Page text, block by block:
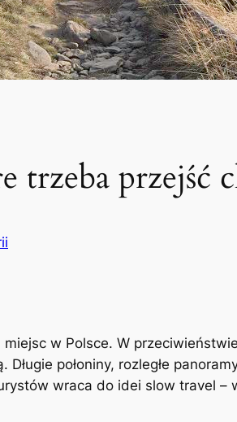
trzeba przejść
w Polsce. W
połoniny, rozległe
wraca do idei slow travel